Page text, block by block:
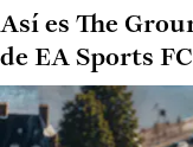
Así es The
de EA Sports